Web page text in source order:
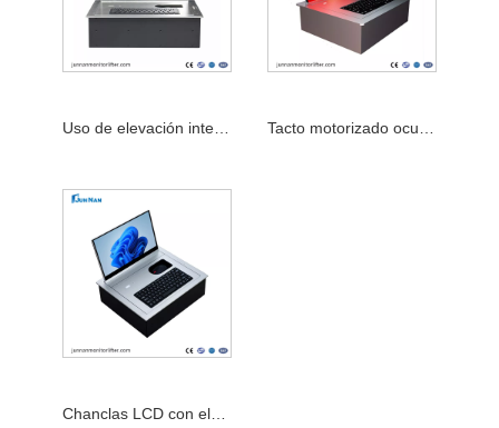
Uso de elevación inteligente sin papel del escritorio del ordenador de la aleta de la pantalla LCD de la conferencia
Chanclas LCD con elevación oculta para terminal de escritorio